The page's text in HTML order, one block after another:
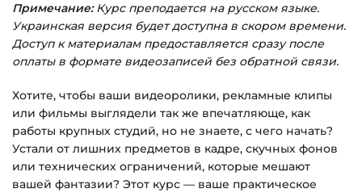
благодарности с кнопкой«Перейти к
загрузкам». Нажмите её — и откроется
страница с курсами.
на email.
Доступ к курсам: без ограничений по
времени.
Примечание:Курс преподается на русском языке.
Украинская версия будет доступна в скором времени.
Доступ к материалам предоставляется сразу после
оплаты в формате видеозаписей без обратной связи.
Хотите, чтобы ваши видеоролики, рекламные клипы
или фильмы выглядели так же впечатляюще, как
работы крупных студий, но не знаете, с чего начать?
Устали от лишних предметов в кадре, скучных фонов
или технических ограничений, которые мешают
вашей фантазии? Этот курс — ваше практическое